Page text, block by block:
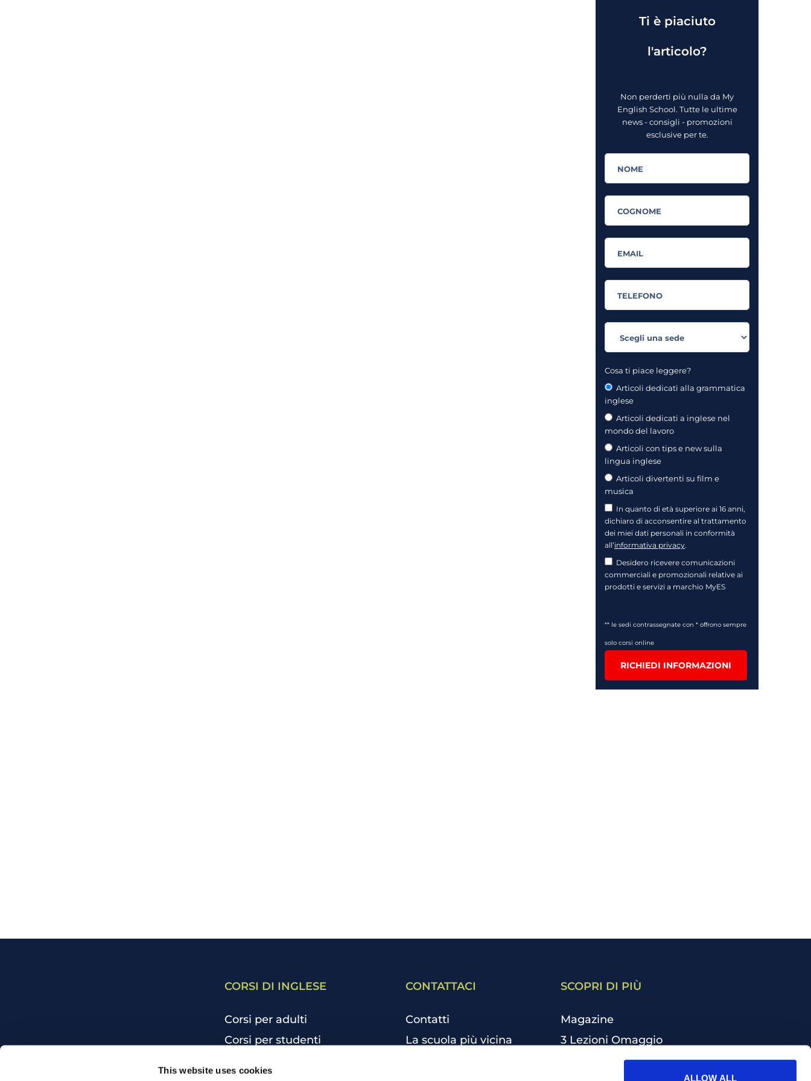
This website uses cookies
ALLOW ALL
Ti è piaciuto
l'articolo?
Non perderti più nulla da My
English School. Tutte le ultime
news - consigli - promozioni
esclusive per te.
Cosa ti piace leggere?
Articoli dedicati alla grammatica
inglese
Articoli dedicati a inglese nel
mondo del lavoro
Articoli con tips e new sulla
lingua inglese
Articoli divertenti su film e
musica
In quanto di età superiore ai 16 anni,
dichiaro di acconsentire al trattamento
dei miei dati personali in conformità
all’informativa privacy.
Desidero ricevere comunicazioni
commerciali e promozionali relative ai
prodotti e servizi a marchio MyES
** le sedi contrassegnate con * offrono sempre
solo corsi online
RICHIEDI INFORMAZIONI
CORSI DI INGLESE
Corsi per adulti
Corsi per studenti
CONTATTACI
Contatti
La scuola più vicina
SCOPRI DI PIÙ
Magazine
3 Lezioni Omaggio